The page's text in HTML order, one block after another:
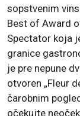
sopstvenim
Best of Award
Spectator koja
granice
je pre nepune
otvoren „Fleur
čarobnim
očekujte